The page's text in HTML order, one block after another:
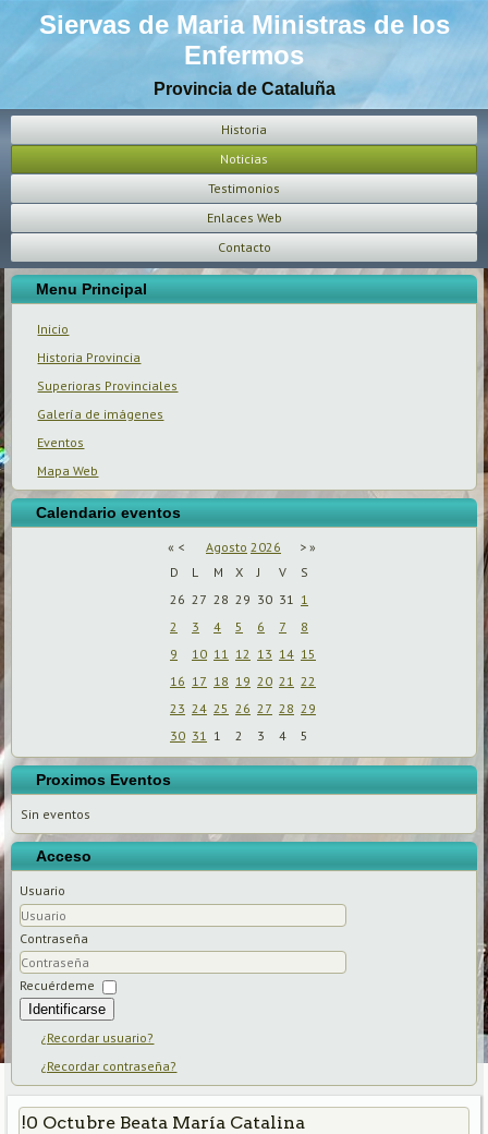
Siervas de Maria Ministras de los
Enfermos
Provincia de Cataluña
Historia
Noticias
Testimonios
Enlaces Web
Contacto
Menu Principal
Inicio
Historia Provincia
Superioras Provinciales
Galería de imágenes
Eventos
Mapa Web
Calendario eventos
« < Agosto 2026 > »
D
L M X J V
S
26 27 28 29 30 31 1
2
3 4 5 6 7
8
9
10 11 12 13 14 15
16 17 18 19 20 21 22
23 24 25 26 27 28 29
30 31 1 2 3 4 5
Proximos Eventos
Sin eventos
Acceso
Usuario
Contraseña
Recuérdeme
Identificarse
¿Recordar usuario?
¿Recordar contraseña?
!0 Octubre Beata María Catalina